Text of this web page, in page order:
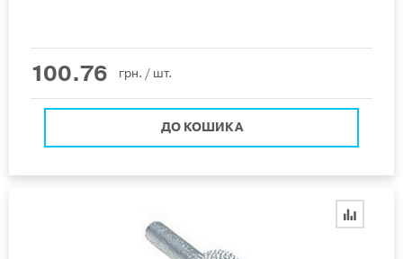
100.76 грн. / шт.
ДО КОШИКА